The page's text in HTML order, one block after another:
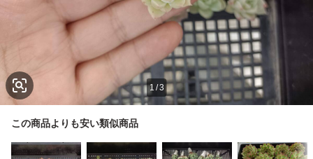
1 /3
この商品よりも安い類似商品